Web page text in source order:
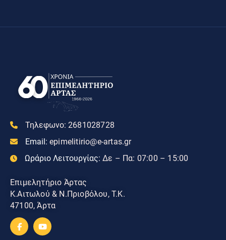
Τηλεφωνο: 2681028728
Email: epimelitirio@e-artas.gr
Ωράριο Λειτουργίας: Δε – Πα: 07:00 – 15:00
Επιμελητήριο Άρτας
Κ.Αιτωλού & Ν.Πριοβόλου, Τ.Κ.
47100, Άρτα